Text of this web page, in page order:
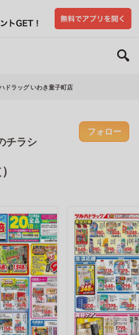
ドラッグ いわき童子町店
チラシ
フォロー